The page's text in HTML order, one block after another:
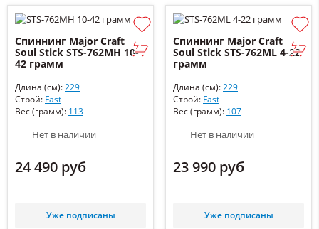
Спиннинг Major Craft
Soul Stick STS-762MH 10-
42 грамм
Длина (см):229
Строй: Fast
Вес (грамм): 113
Нет в наличии
24 490 руб
Уже подписаны
Спиннинг Major Craft
Soul Stick STS-762ML 4-22
грамм
Длина (см):229
Строй: Fast
Вес (грамм): 107
Нет в наличии
23 990 руб
Уже подписаны